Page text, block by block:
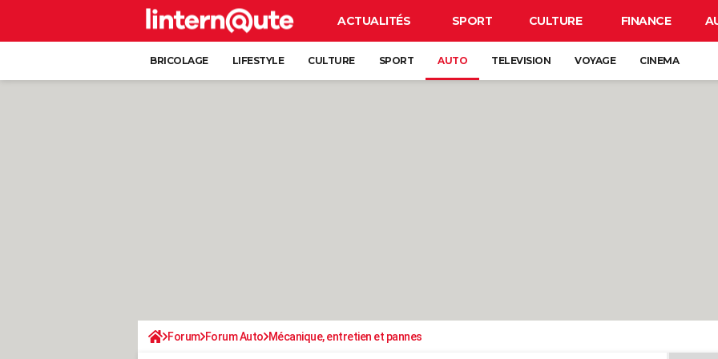
ACTUALITÉS SPORT CULTURE FINANCE
BRICOLAGE LIFESTYLE CULTURE SPORT AUTO TELEVISION VOYAGE CINEMA
Forum Forum Auto Mécanique, entretien et pannes